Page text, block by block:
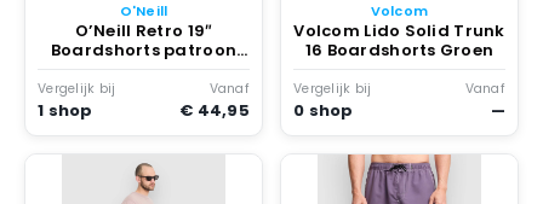
O'Neill
O’Neill Retro 19″
Boardshorts patroon
Koraal
Vergelijk bij
1 shop
Vanaf
€ 44,95
Volcom
Volcom Lido Solid Trunk
16 Boardshorts Groen
Vergelijk bij
0 shop
Vanaf
—